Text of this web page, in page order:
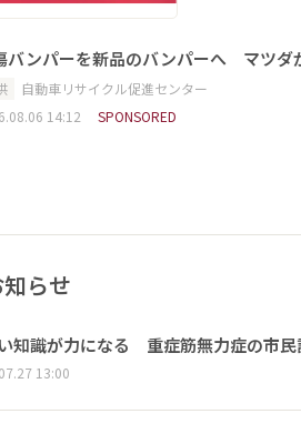
バンパーを新品のバンパーへ マツダ
自動車リサイクル促進センター
14:12
SPONSORED
らせ
知識が力になる 重症筋無力症の市
13:00